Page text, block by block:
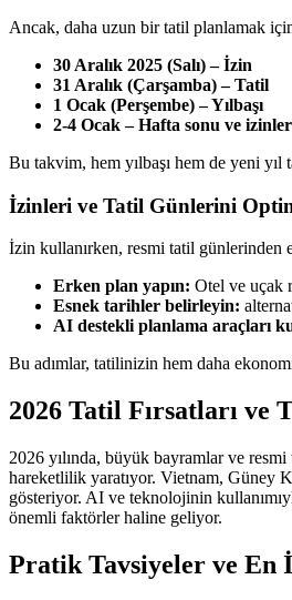
Ancak, daha uzun bir tatil planlamak
30 Aralık 2025 (Salı) – İzin
31 Aralık (Çarşamba) – Tatil
1 Ocak (Perşembe) – Yılbaşı
2-4 Ocak – Hafta sonu ve izinler
Bu takvim, hem yılbaşı hem de yeni
İzinleri ve Tatil Günlerini
İzin kullanırken, resmi tatil
Erken plan yapın: Otel ve uçak
Esnek tarihler belirleyin:
AI destekli planlama araçları
Bu adımlar, tatilinizin hem daha
2026 Tatil Fırsatları ve
2026 yılında, büyük bayramlar ve
hareketlilik yaratıyor. Vietnam, Güney
gösteriyor. AI ve teknolojinin
önemli faktörler haline geliyor.
Pratik Tavsiyeler ve En